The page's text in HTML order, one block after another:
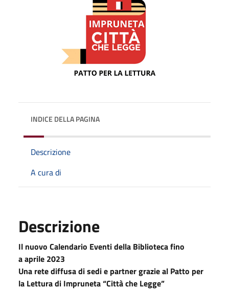
INDICE DELLA PAGINA
Descrizione
A cura di
Descrizione
Il nuovo Calendario Eventi della Biblioteca fino
aaprile 2023
Una rete diffusa di sedi e partner grazie al Patto per
la Lettura di Impruneta “Città che Legge”